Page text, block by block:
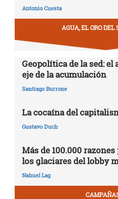
Antonio Cuesta
AGUA, EL ORO DEL
Geopolítica de la sed: el
eje de la acumulación
Santiago Burrone
La cocaína del
Gustavo Duch
Más de 100.000
los glaciares del lobby
Nahuel Lag